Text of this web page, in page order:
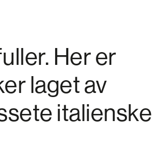
Her er
laget av
italienske